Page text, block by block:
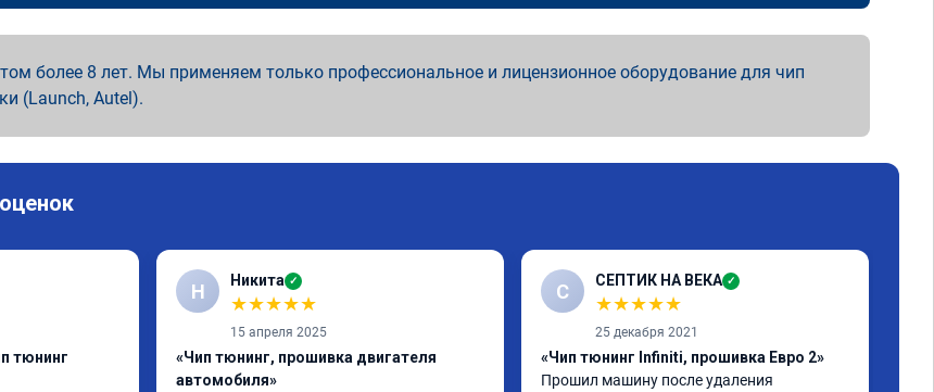
более 8 лет. Мы применяем только профессиональное и лицензионное оборудование для чип
(Launch, Autel).
тюнинг
Н Никита ✓
★★★★★
15 апреля 2025
«Чип тюнинг, прошивка двигателя
автомобиля»
С СЕПТИК НА ВЕКА ✓
★★★★★
25 декабря 2021
«Чип тюнинг Infiniti, прошивка Евро 2»
Прошил машину после удаления